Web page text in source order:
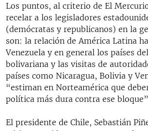
Los puntos, al criterio de El
recelar a los legisladores
(demócratas y republicanos) en la
son: la relación de América Latina
Venezuela y en general los países
bolivariana y las visitas de
países como Nicaragua, Bolivia y
“estiman en Norteamérica que
política más dura contra ese
El presidente de Chile, Sebastián